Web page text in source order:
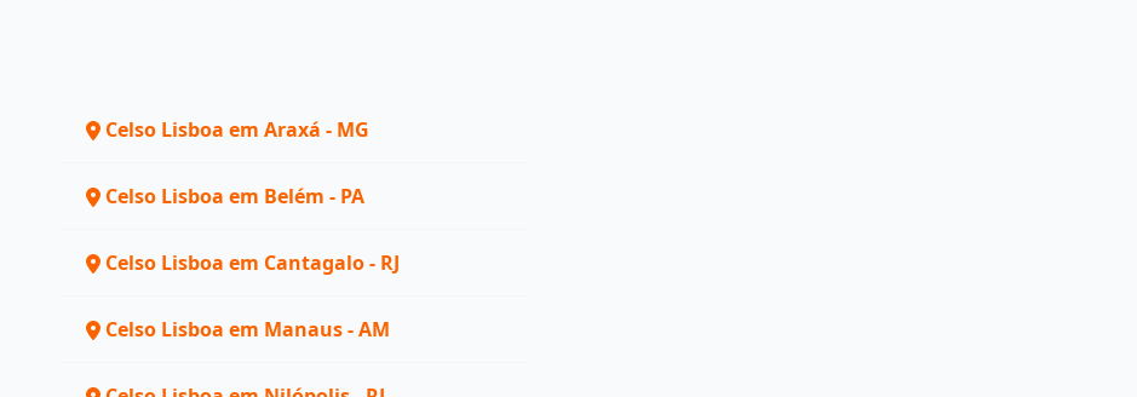
Celso Lisboa em Araxá - MG
Celso Lisboa em Belém - PA
Celso Lisboa em Cantagalo - RJ
Celso Lisboa em Manaus - AM